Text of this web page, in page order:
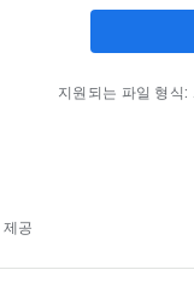
지원되는 파일 형
제공